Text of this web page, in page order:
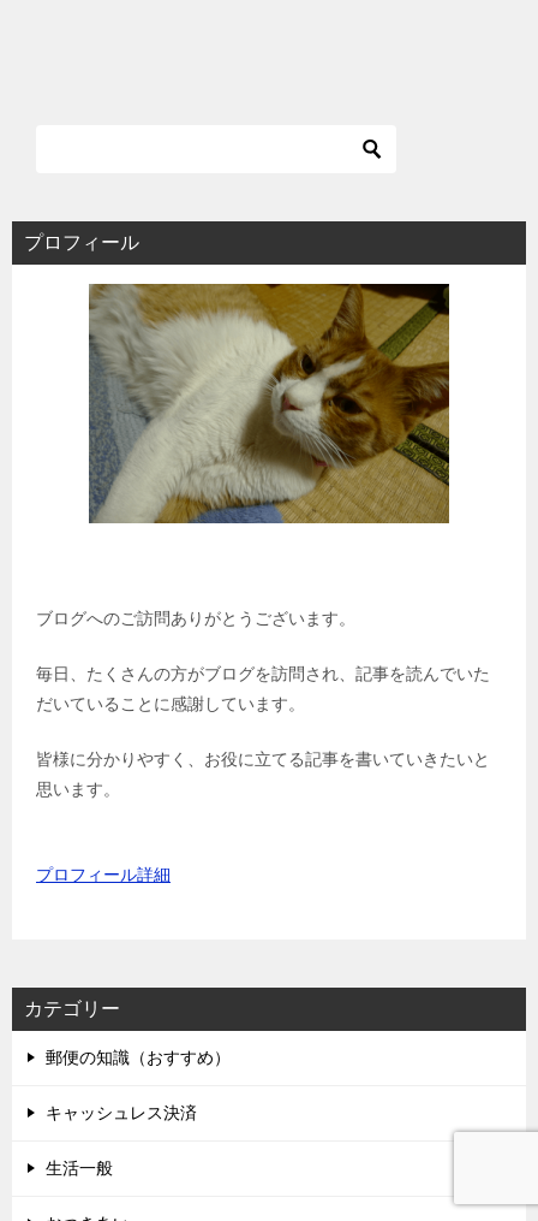
プロフィール
ブログへのご訪問ありがとうございます。
毎日、たくさんの方がブログを訪問され、記事を読んでいた
だいていることに感謝しています。
皆様に分かりやすく、お役に立てる記事を書いていきたいと
思います。
プロフィール詳細
カテゴリー
郵便の知識（おすすめ）
キャッシュレス決済
生活一般